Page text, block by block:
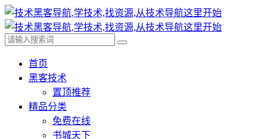
首页
黑客技术
置顶推荐
精品分类
免费在线
书城天下